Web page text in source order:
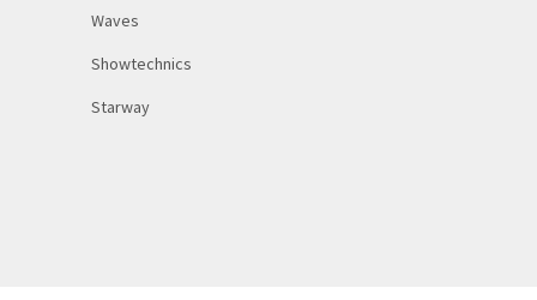
Waves
Showtechnics
Starway